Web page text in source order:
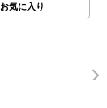
お気に入り